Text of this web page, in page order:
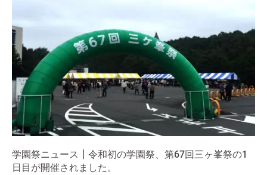
学園祭ニュース┃令和初の学園祭、第67回三ヶ峯祭の1
日目が開催されました。